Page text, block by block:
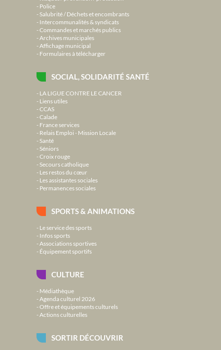
Police
Salubrité / Déchets et encombrants
Intercommunalités & syndicats
Commandes et marchés publics
Archives municipales
Affichage municipal
Formulaires à télécharger
SOCIAL, SOLIDARITÉ SANTÉ
LA LIGUE CONTRE LE CANCER
Liens utiles
CCAS
Calade
France services
Relais Emploi - Mission Locale
Santé
Séniors
Croix rouge
Secours catholique
Les restos du cœur
Les assistantes sociales
Permanences sociales
SPORTS & ANIMATIONS
Le service des sports
Infos sports
Associations sportives
Équipement sportifs
CULTURE
Médiathèque
Agenda culturel 2026
Offre et équipements culturels
Actions culturelles
SORTIR DÉCOUVRIR